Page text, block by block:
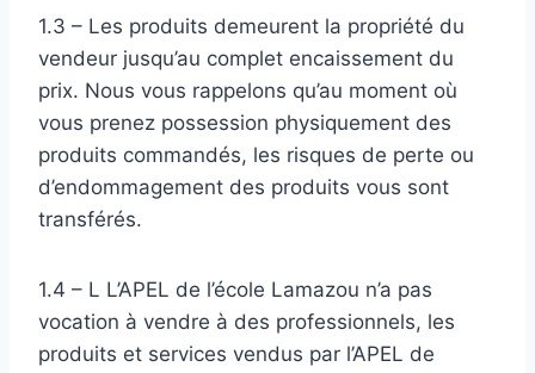
1.3 – Les produits demeurent la propriété du
vendeur jusqu’au complet encaissement du
prix. Nous vous rappelons qu’au moment où
vous prenez possession physiquement des
produits commandés, les risques de perte ou
d’endommagement des produits vous sont
transférés.
1.4 – L L’APEL de l’école Lamazou n’a pas
vocation à vendre à des professionnels, les
produits et services vendus par l’APEL de